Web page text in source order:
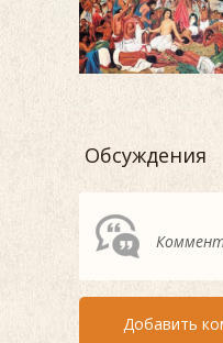
Обсуждения
Добавить